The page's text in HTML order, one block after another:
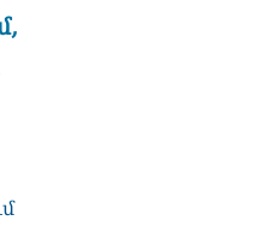
ՏԵՍԱՆՅՈւԹ․ «Հնարավո՞ր